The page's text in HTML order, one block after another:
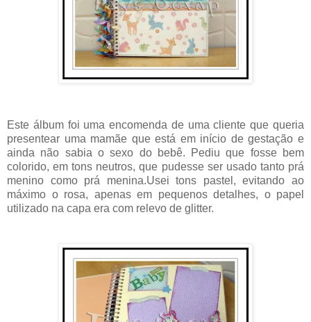
Este álbum foi uma encomenda de uma cliente que queria
presentear uma mamãe que está em início de gestação e
ainda não sabia o sexo do bebê. Pediu que fosse bem
colorido, em tons neutros, que pudesse ser usado tanto prá
menino como prá menina.Usei tons pastel, evitando ao
máximo o rosa, apenas em pequenos detalhes, o papel
utilizado na capa era com relevo de glitter.